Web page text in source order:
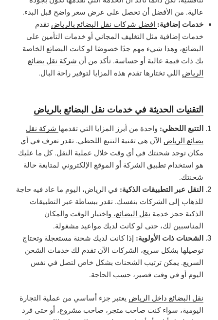
عالية. من الأفضل أن تحصل على عرض سعر واضح قبل البدء.
خدمات إضافية: افضل شركات نقل البضائع بالرياض تقدم
خدمات إضافية مثل التغليف المجاني أو خدمات التأمين على
البضائع، وهذا شيء مهم جدًا خصوصًا لو كانت البضائع الخاصة
بك ذات قيمة عالية أو حساسة. تأكد من أن شركة نقل بضائع
الرياض اللي تختارها تقدم هذه المزايا لتوفير راحة البال.
التقنيات الحديثة في خدمات نقل البضائع بالرياض
التتبع اللحظي: واحدة من أبرز المزايا التي تقدمها شركة نقل
بضائع الرياض الآن هي تقنية التتبع اللحظي. تقدر تعرف في أي
مكان توجد شحنتك في أي وقت خلال عملية النقل. كل ما عليك
هو استخدام تطبيق الشركة أو الموقع الإلكتروني لمتابعة حالة
شحنتك.
النقل عبر التطبيقات الذكية: في الرياض، اليوم ما عاد فيه حاجة
للذهاب إلى الشركات بنفسك. تقدر ببساطة عبر التطبيقات
الذكية حجز خدمة نقل البضائع، واختيار الوقت والمكان
المناسبين لك، حتى لو كانت لديك مواعيد مشغولة.
الشحنات ذات الأولوية: إذا كانت لديك شحنة مستعجلة وتحتاج
توصيلها بشكل سريع، الشركات الآن تقدم لك خدمات الشحن
السريع. يمكن ترتيب الشحنات بشكل خاص لتصل في نفس
اليوم أو في وقت قصير، حسب الحاجة.
نقل البضائع داخل الرياض يعتبر جزء أساسي من عملية التجارة
اليومية، سواء كنت صاحب متجر، صاحب مشروع، أو حتى فرد